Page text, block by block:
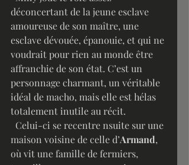
déconcertant de la jeune esclave
amoureuse de son maître, une
esclave dévouée, épanouie, et qui ne
voudrait pour rien au monde être
affranchie de son état. C’est un
personnage charmant, un véritable
idéal de macho, mais elle est hélas
totalement inutile au récit.
maison voisine de celle d’Armand,
où vit une famille de fermiers,